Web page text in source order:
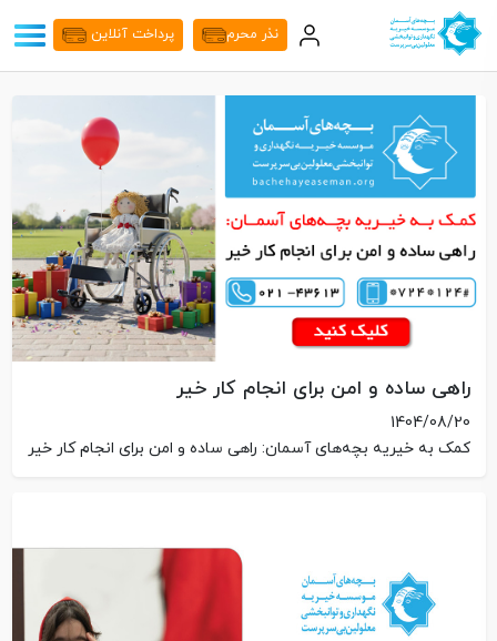
نذر محرم پرداخت آنلاین
راهی ساده و امن برای انجام کار خیر
1404/08/20
کمک به خیریه بچه‌های آسمان: راهی ساده و امن برای انجام کار خیر